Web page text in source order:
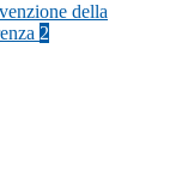
della
2